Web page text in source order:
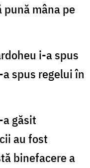
pună mâna pe
i-a spus
spus regelui în
găsit
au fost
binefacere a